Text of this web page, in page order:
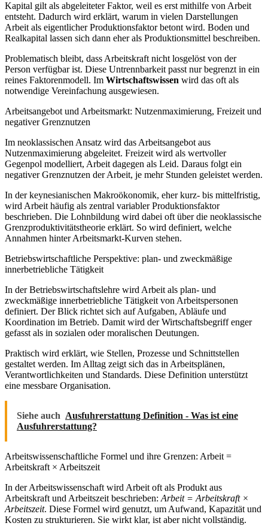
Kapital gilt als abgeleiteter Faktor, weil es erst mithilfe von Arbeit
entsteht. Dadurch wird erklärt, warum in vielen Darstellungen
Arbeit als eigentlicher Produktionsfaktor betont wird. Boden und
Realkapital lassen sich dann eher als Produktionsmittel beschreiben.
Problematisch bleibt, dass Arbeitskraft nicht losgelöst von der
Person verfügbar ist. Diese Untrennbarkeit passt nur begrenzt in ein
reines Faktorenmodell. Im Wirtschaftswissen wird das oft als
notwendige Vereinfachung ausgewiesen.
Arbeitsangebot und Arbeitsmarkt: Nutzenmaximierung, Freizeit und
negativer Grenznutzen
Im neoklassischen Ansatz wird das Arbeitsangebot aus
Nutzenmaximierung abgeleitet. Freizeit wird als wertvoller
Gegenpol modelliert, Arbeit dagegen als Leid. Daraus folgt ein
negativer Grenznutzen der Arbeit, je mehr Stunden geleistet werden.
In der keynesianischen Makroökonomik, eher kurz- bis mittelfristig,
wird Arbeit häufig als zentral variabler Produktionsfaktor
beschrieben. Die Lohnbildung wird dabei oft über die neoklassische
Grenzproduktivitätstheorie erklärt. So wird definiert, welche
Annahmen hinter Arbeitsmarkt-Kurven stehen.
Betriebswirtschaftliche Perspektive: plan- und zweckmäßige
innerbetriebliche Tätigkeit
In der Betriebswirtschaftslehre wird Arbeit als plan- und
zweckmäßige innerbetriebliche Tätigkeit von Arbeitspersonen
definiert. Der Blick richtet sich auf Aufgaben, Abläufe und
Koordination im Betrieb. Damit wird der Wirtschaftsbegriff enger
gefasst als in sozialen oder moralischen Deutungen.
Praktisch wird erklärt, wie Stellen, Prozesse und Schnittstellen
gestaltet werden. Im Alltag zeigt sich das in Arbeitsplänen,
Verantwortlichkeiten und Standards. Diese Definition unterstützt
eine messbare Organisation.
Siehe auch Ausfuhrerstattung Definition - Was ist eine
Ausfuhrerstattung?
Arbeitswissenschaftliche Formel und ihre Grenzen: Arbeit =
Arbeitskraft × Arbeitszeit
In der Arbeitswissenschaft wird Arbeit oft als Produkt aus
Arbeitskraft und Arbeitszeit beschrieben: Arbeit = Arbeitskraft ×
Arbeitszeit. Diese Formel wird genutzt, um Aufwand, Kapazität und
Kosten zu strukturieren. Sie wirkt klar, ist aber nicht vollständig.